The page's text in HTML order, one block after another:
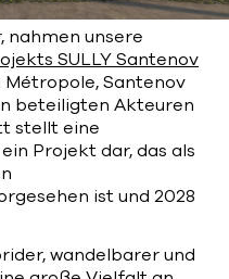
nahmen unsere
SULLY Santenov
Santenov
beteiligten Akteuren
stellt eine
Projekt dar, das als
ist und 2028
wandelbarer und
digitales
de services et